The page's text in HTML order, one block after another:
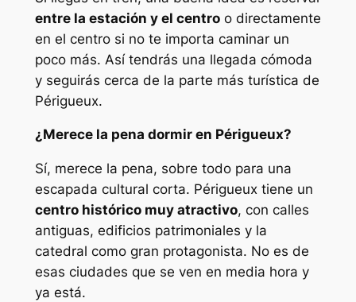
entre la estación y el centroo directamente
en el centro si no te importa caminar un
poco más. Así tendrás una llegada cómoda
y seguirás cerca de la parte más turística de
Périgueux.
¿Merece la pena dormir en Périgueux?
Sí, merece la pena, sobre todo para una
escapada cultural corta. Périgueux tiene un
centro histórico muy atractivo, con calles
antiguas, edificios patrimoniales y la
catedral como gran protagonista. No es de
esas ciudades que se ven en media hora y
ya está.